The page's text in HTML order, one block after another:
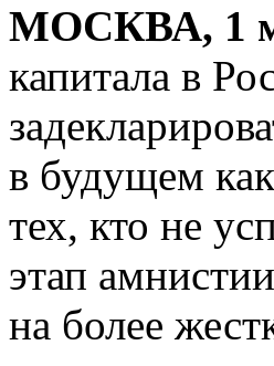
МОСКВА, 1
капитала в
в будущем
тех, кто не
этап
на более